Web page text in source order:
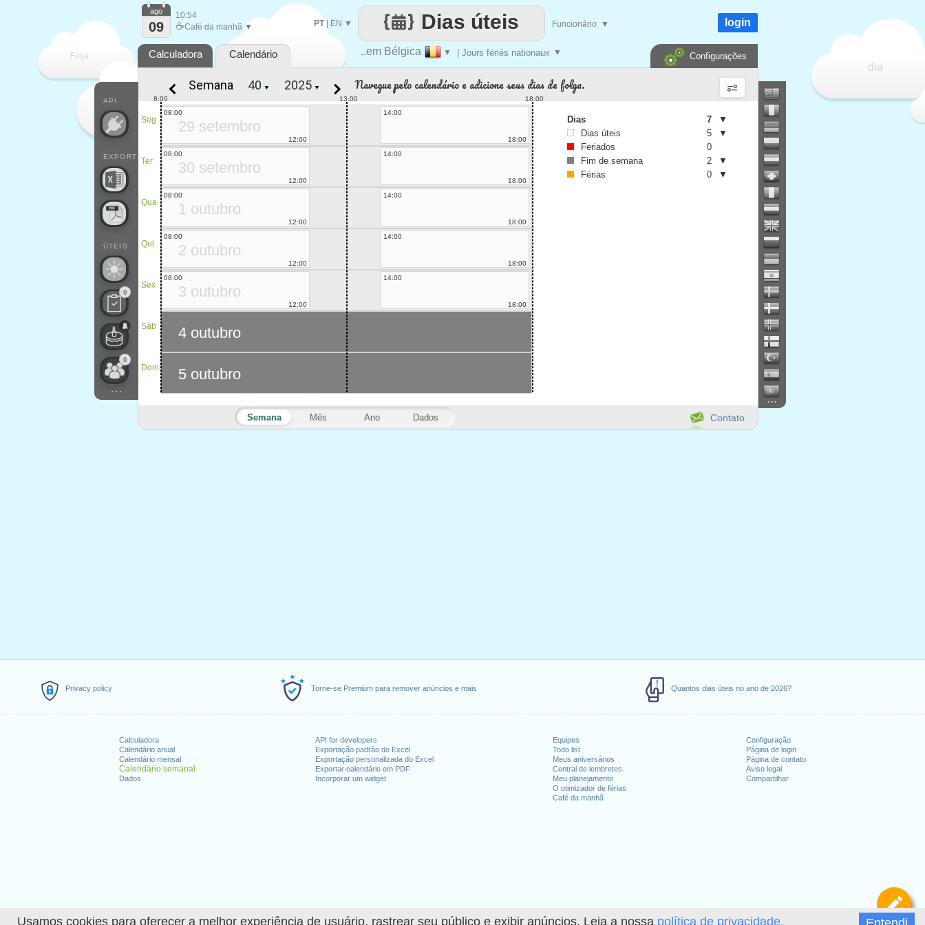
Usamos cookies para oferecer a melhor experiência de usuário, rastrear seu público e exibir anúncios. Leia a nossa política de privacidade.
Privacy policy Torne-se Premium para remover anúncios e mais Quantos dias úteis no ano de 2026?
Calculadora
Calendário anual
Calendário mensal
Calendário semanal
Dados
API for developers
Exportação padrão do Excel
Exportação personalizada do Excel
Exportar calendário em PDF
Incorporar um widget
Equipes
Todo list
Meus aniversários
Central de lembretes
Meu planejamento
O otimizador de férias
Café da manhã
Configuração
Página de login
Página de contato
Aviso legal
Compartilhar
Faça
cada
dia
..em Bélgica ▼ | Jours fériés nationaux ▼
Dias úteis
PT| EN ▼ Funcionário ▼
API
EXPORT
ÚTEIS
0
0
...
ago
09
10:54
☕Café da manhã ▼ login
Calculadora Calendário Configurações
...
Contato
Semana Mês Ano Dados
Semana ▼ ▼ Navegue pelo calendário e adicione seus dias de folga.
Seg
Ter
Qua
Qui
Sex
Sáb
Dom
13:00
8:00 18:00
29 setembro
08:00
12:00
14:00
18:00
30 setembro
08:00
12:00
14:00
18:00
1 outubro
08:00
12:00
14:00
18:00
2 outubro
08:00
12:00
14:00
18:00
3 outubro
08:00
12:00
14:00
18:00
4 outubro
5 outubro
Dias 7
▼
Dias úteis
5
▼
Feriados
0
Fim de semana
2
▼
Férias
0 ▼